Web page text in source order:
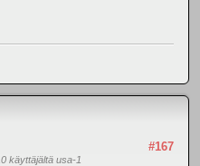
#167
käyttäjältä usa-1